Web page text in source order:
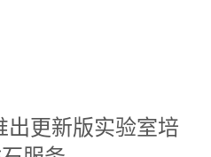
出更新版实验室培